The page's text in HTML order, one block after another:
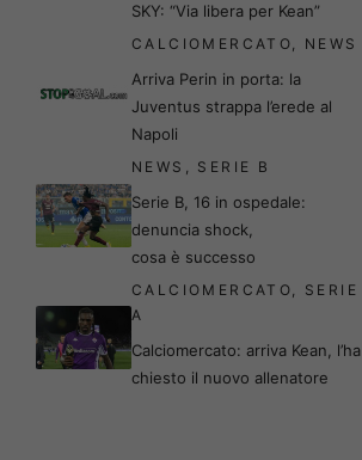
SKY: “Via libera per Kean”
CALCIOMERCATO, NEWS
Arriva Perin in porta: la
Juventus strappa l’erede al
Napoli
NEWS , SERIE B
Serie B, 16 in ospedale:
denuncia shock,
cosa è successo
CALCIOMERCATO, SERIE
A
Calciomercato: arriva Kean, l’ha
chiesto il nuovo allenatore